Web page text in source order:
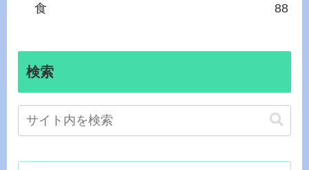
食 88
検索